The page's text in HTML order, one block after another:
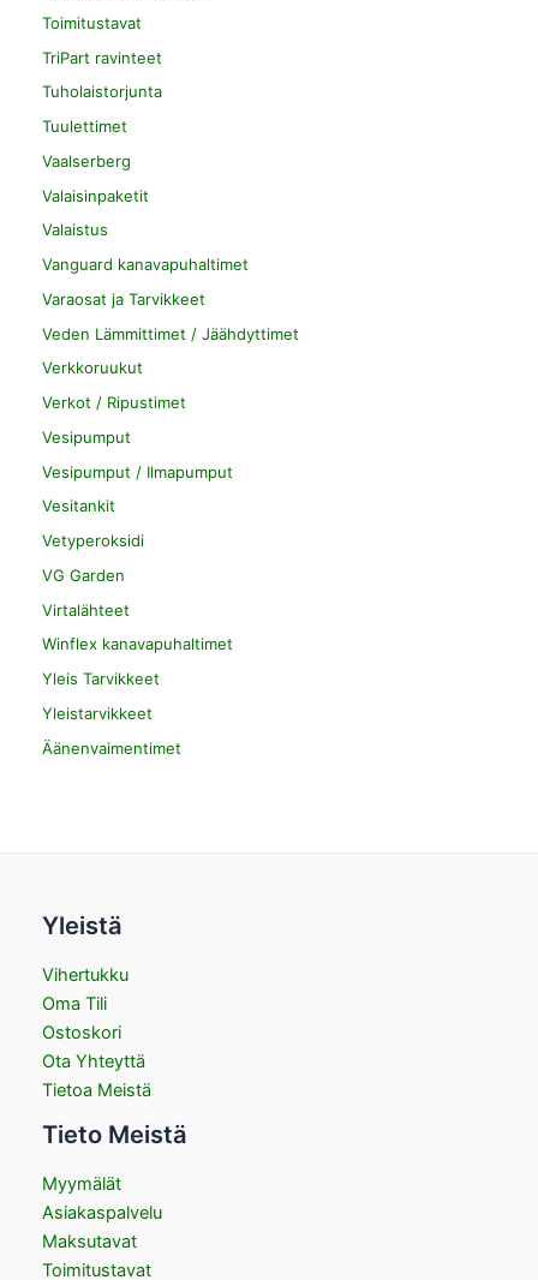
Toimitustavat
TriPart ravinteet
Tuholaistorjunta
Tuulettimet
Vaalserberg
Valaisinpaketit
Valaistus
Vanguard kanavapuhaltimet
Varaosat ja Tarvikkeet
Veden Lämmittimet / Jäähdyttimet
Verkkoruukut
Verkot / Ripustimet
Vesipumput
Vesipumput / Ilmapumput
Vesitankit
Vetyperoksidi
VG Garden
Virtalähteet
Winflex kanavapuhaltimet
Yleis Tarvikkeet
Yleistarvikkeet
Äänenvaimentimet
Yleistä
Vihertukku
Oma Tili
Ostoskori
Ota Yhteyttä
Tietoa Meistä
Tieto Meistä
Myymälät
Asiakaspalvelu
Maksutavat
Toimitustavat